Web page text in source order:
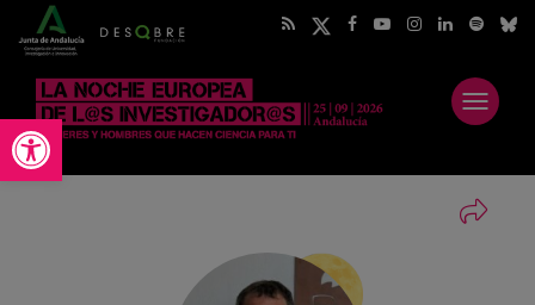
Abrir barra de herramientas
Abrir
menú